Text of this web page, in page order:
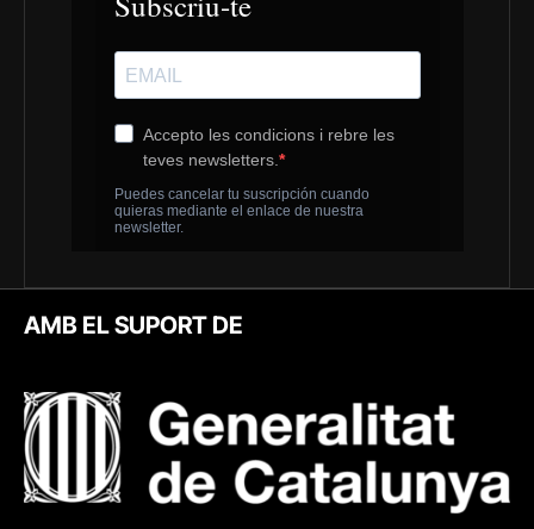
AMB EL SUPORT DE